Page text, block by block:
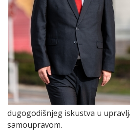
dugogodišnjeg iskustva u
samoupravom.